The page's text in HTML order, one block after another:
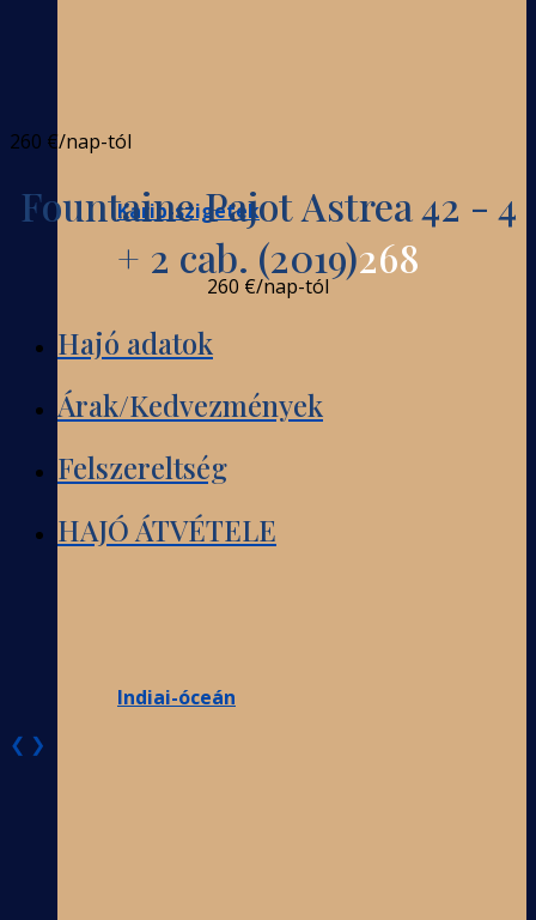
Karib-szigetek
Indiai-óceán
260 €/nap-tól
Fountaine Pajot Astrea 42 - 4
+ 2 cab. (2019)268
260 €/nap-tól
Hajó adatok
Árak/Kedvezmények
Felszereltség
HAJÓ ÁTVÉTELE
❮ ❯